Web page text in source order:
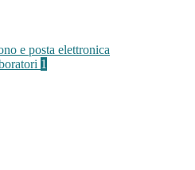
e posta elettronica
1